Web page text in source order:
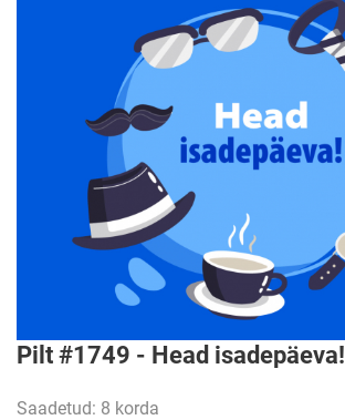
Pilt #1749 - Head isadepäeva!
Saadetud: 8 korda